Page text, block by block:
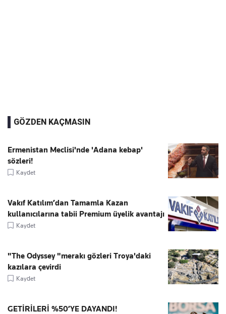
GÖZDEN KAÇMASIN
Ermenistan Meclisi'nde 'Adana kebap'
sözleri!
Kaydet
Vakıf Katılım’dan Tamamla Kazan
kullanıcılarına tabii Premium üyelik avantajı
Kaydet
"The Odyssey "merakı gözleri Troya'daki
kazılara çevirdi
Kaydet
GETİRİLERİ %50’YE DAYANDI!